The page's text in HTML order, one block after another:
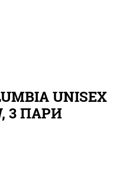
UNISEX
3 ПАРИ